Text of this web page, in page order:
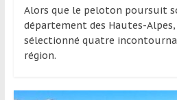
Alors que le peloton poursuit
département des Hautes-
sélectionné quatre
région.